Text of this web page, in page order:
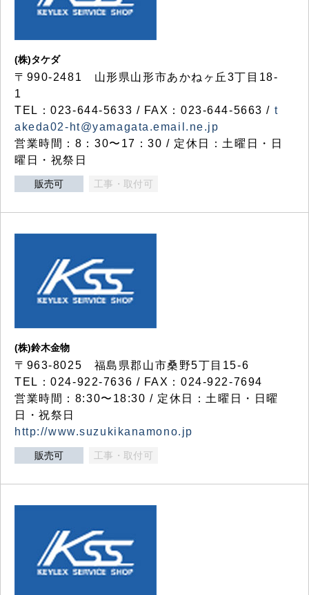
(株)タケダ
〒990-2481 山形県山形市あかねヶ丘3丁目18-
1
TEL：023-644-5633 / FAX：023-644-5663 / t
akeda02-ht@yamagata.email.ne.jp
営業時間：8：30〜17：30 / 定休日：土曜日・日
曜日・祝祭日
販売可 工事・取付可
(株)鈴木金物
〒963-8025 福島県郡山市桑野5丁目15-6
TEL：024-922-7636 / FAX：024-922-7694
営業時間：8:30〜18:30 / 定休日：土曜日・日曜
日・祝祭日
http://www.suzukikanamono.jp
販売可 工事・取付可